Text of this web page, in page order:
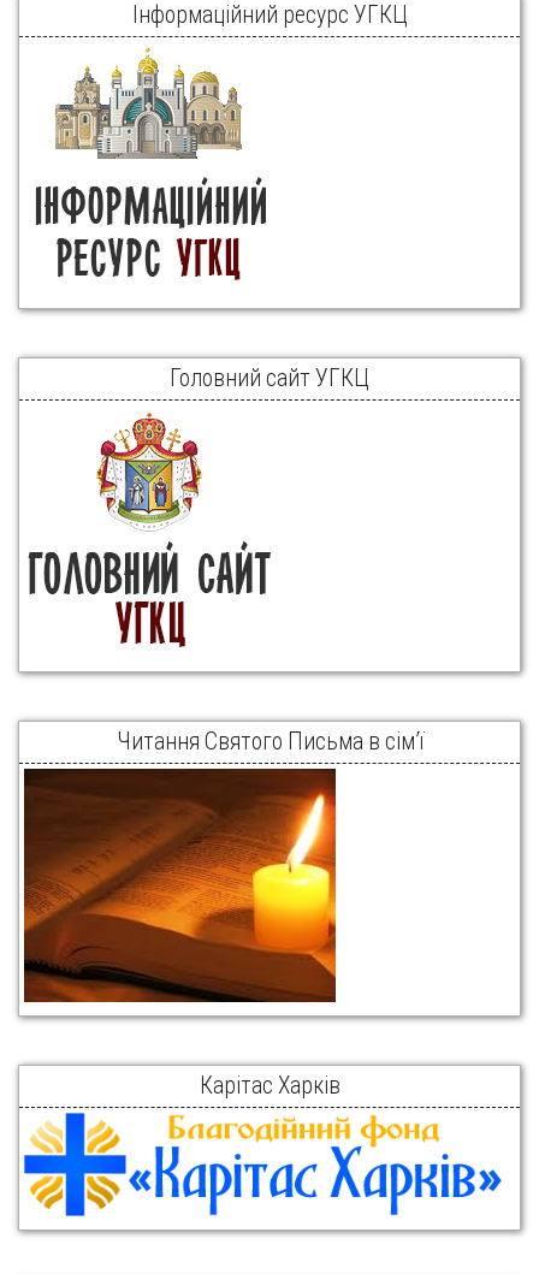
Інформаційний ресурс УГКЦ
Головний сайт УГКЦ
Читання Святого Письма в сім’ї
Карітас Харків